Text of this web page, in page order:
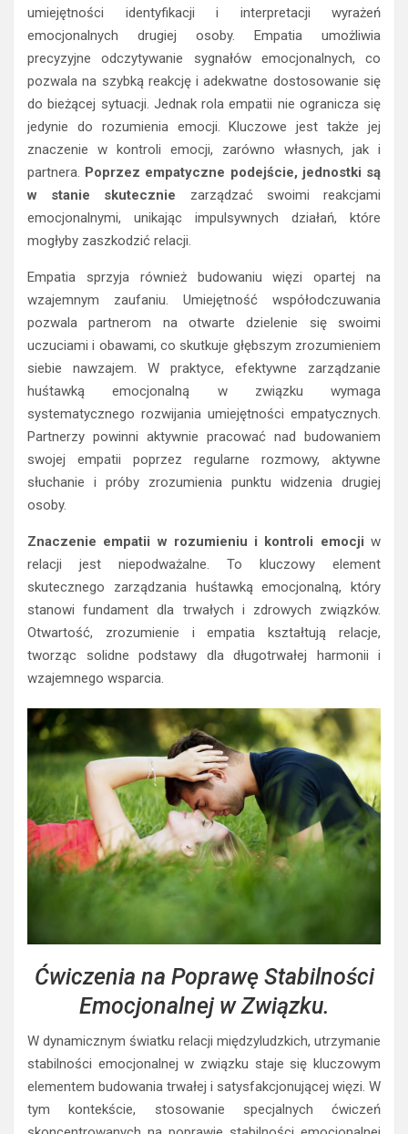
umiejętności identyfikacji i interpretacji wyrażeń
emocjonalnych drugiej osoby. Empatia umożliwia
precyzyjne odczytywanie sygnałów emocjonalnych, co
pozwala na szybką reakcję i adekwatne dostosowanie się
do bieżącej sytuacji. Jednak rola empatii nie ogranicza się
jedynie do rozumienia emocji. Kluczowe jest także jej
znaczenie w kontroli emocji, zarówno własnych, jak i
partnera. Poprzez empatyczne podejście, jednostki są
w stanie skutecznie zarządzać swoimi reakcjami
emocjonalnymi, unikając impulsywnych działań, które
mogłyby zaszkodzić relacji.
Empatia sprzyja również budowaniu więzi opartej na
wzajemnym zaufaniu. Umiejętność współodczuwania
pozwala partnerom na otwarte dzielenie się swoimi
uczuciami i obawami, co skutkuje głębszym zrozumieniem
siebie nawzajem. W praktyce, efektywne zarządzanie
huśtawką emocjonalną w związku wymaga
systematycznego rozwijania umiejętności empatycznych.
Partnerzy powinni aktywnie pracować nad budowaniem
swojej empatii poprzez regularne rozmowy, aktywne
słuchanie i próby zrozumienia punktu widzenia drugiej
osoby.
Znaczenie empatii w rozumieniu i kontroli emocji w
relacji jest niepodważalne. To kluczowy element
skutecznego zarządzania huśtawką emocjonalną, który
stanowi fundament dla trwałych i zdrowych związków.
Otwartość, zrozumienie i empatia kształtują relacje,
tworząc solidne podstawy dla długotrwałej harmonii i
wzajemnego wsparcia.
Ćwiczenia na Poprawę Stabilności
Emocjonalnej w Związku.
W dynamicznym światku relacji międzyludzkich, utrzymanie
stabilności emocjonalnej w związku staje się kluczowym
elementem budowania trwałej i satysfakcjonującej więzi. W
tym kontekście, stosowanie specjalnych ćwiczeń